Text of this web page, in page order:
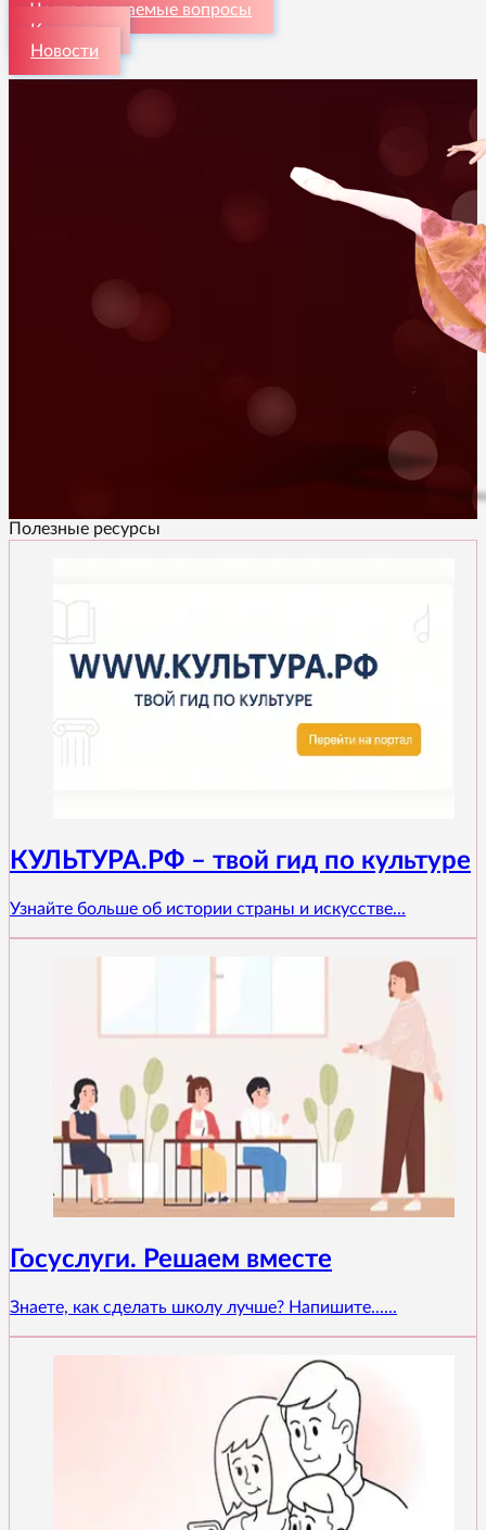
Часто задаваемые вопросы
Контакты
Новости
Полезные ресурсы
КУЛЬТУРА.РФ – твой гид по культуре
Узнайте больше об истории страны и искусстве...
Госуслуги. Решаем вместе
Знаете, как сделать школу лучше? Напишите......